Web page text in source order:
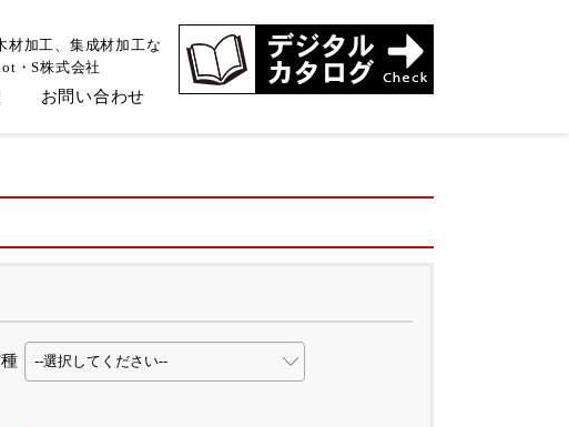
材加工、集成材加工な
・S株式会社
お問い合わせ